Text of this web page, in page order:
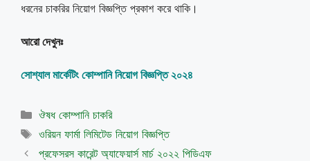
ধরনের চাকরির নিয়োগ বিজ্ঞপ্তি প্রকাশ করে থাকি।
আরো দেখুনঃ
সোশ্যাল মার্কেটিং কোম্পানি নিয়োগ বিজ্ঞপ্তি ২০২৪
Categories
ঔষধ কোম্পানি চাকরি
Tags
ওরিয়ন ফার্মা লিমিটেড নিয়োগ বিজ্ঞপ্তি
প্রফেসরস কারেন্ট অ্যাফেয়ার্স মার্চ ২০২২ পিডিএফ